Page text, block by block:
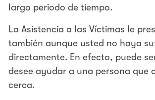
largo periodo de tiempo.
La Asistencia a las Víctimas le
también aunque usted no haya
directamente. En efecto, puede
desee ayudar a una persona que
cerca.